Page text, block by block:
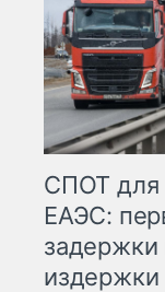
СПОТ для
ЕАЭС:
издержки